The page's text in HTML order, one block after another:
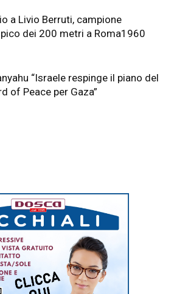
a Livio Berruti, campione
dei 200 metri a Roma1960
“Israele respinge il piano del
of Peace per Gaza”